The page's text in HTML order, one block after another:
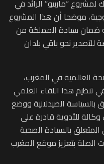
لمشروع “ماربيو” الرائد في
موضحا أن هذا المشروع
ضمان سيادة المملكة من
نحو باقي بلدان
العالمية في المغرب،
تنظيم هذا اللقاء العلمي
الصيدلانية ووضع
وكالة للأدوية قادرة على
بالسيادة الصحية
الصلة بتعزيز موقع المغرب